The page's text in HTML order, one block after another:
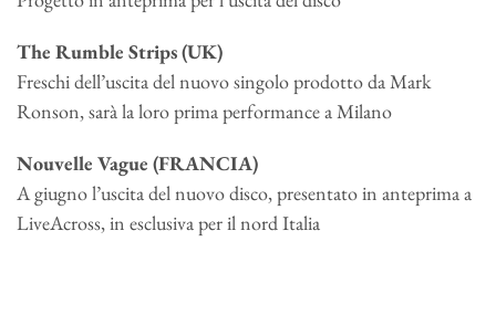
The Rumble Strips (UK)
Freschi dell’uscita del nuovo singolo prodotto da Mark
Ronson, sarà la loro prima performance a Milano
Nouvelle Vague (FRANCIA)
A giugno l’uscita del nuovo disco, presentato in anteprima a
LiveAcross, in esclusiva per il nord Italia